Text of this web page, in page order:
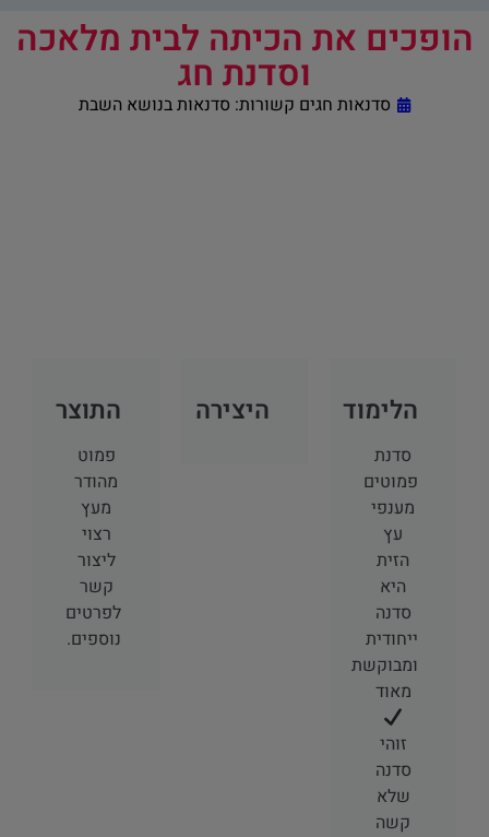
הופכים את הכיתה לבית מלאכה
וסדנת חג
סדנאות חגים קשורות: סדנאות בנושא השבת
הלימוד
סדנת
פמוטים
מענפי
עץ
הזית
היא
סדנה
ייחודית
ומבוקשת
מאוד
זוהי
סדנה
שלא
קשה
היצירה התוצר
פמוט
מהודר
מעץ
רצוי
ליצור
קשר
לפרטים
נוספים.